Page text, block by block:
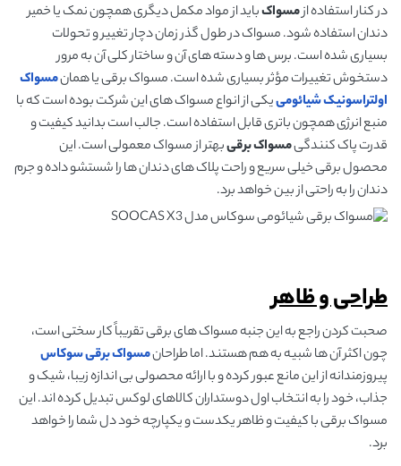
در کنار استفاده ازمسواکباید از مواد مکمل دیگری همچون نمک یا خمیر
دندان استفاده شود. مسواک در طول گذر زمان دچار تغییر و تحولات
بسیاری شده است. برس ها و دسته های آن و ساختار کلی آن به مرور
دستخوش تغییرات مؤثر بسیاری شده است. مسواک برقی یا همانمسواک
اولتراسونیک شیائومییکی از انواع مسواک های این شرکت بوده است که با
منبع انرژی همچون باتری قابل استفاده است. جالب است بدانید کیفیت و
قدرت پاک کنندگیمسواک برقیبهتر از مسواک معمولی است. این
محصول برقی خیلی سریع و راحت پلاک های دندان ها را شستشو داده و جرم
دندان را به راحتی از بین خواهد برد.
طراحی و ظاهر
صحبت کردن راجع به این جنبه مسواک های برقی تقریباً کار سختی است،
چون اکثر آن ها شبیه به هم هستند. اما طراحانمسواک برقی سوکاس
پیروزمندانه از این مانع عبور کرده و با ارائه محصولی بی اندازه زیبا، شیک و
جذاب، خود را به انتخاب اول دوستداران کالاهای لوکس تبدیل کرده اند. این
مسواک برقی با کیفیت و ظاهر یکدست و یکپارچه خود دل شما را خواهد
برد.